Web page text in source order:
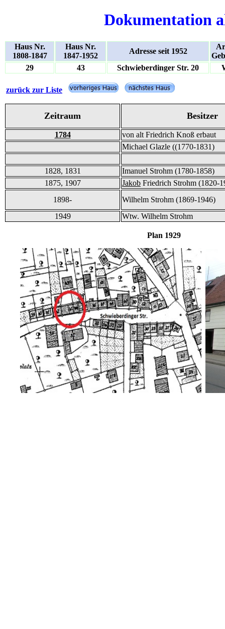
Dokumentation
Haus Nr.
1808-1847
Haus Nr.
1847-1952
Adresse seit 1952
29
43 Schwieberdinger Str. 20
zurück zur Liste
Zeitraum Besitzer
1784
von alt Friedrich Knoß erbaut
Michael Glazle ((1770-1831)
1828, 1831
Imanuel Strohm (1780-1858)
1875, 1907
Jakob Friedrich Strohm (1820-
1898-
Wilhelm Strohm (1869-1946)
1949
Wtw. Wilhelm Strohm
Plan